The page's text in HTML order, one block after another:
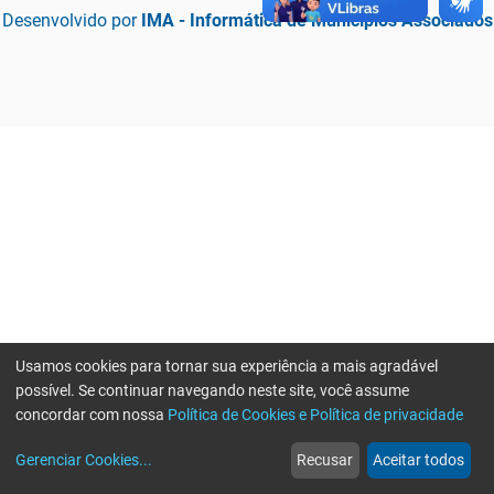
Desenvolvido por IMA - Informática de Municípios Associados
web
Notícias
more_horiz
Mais
Usamos cookies para tornar sua experiência a mais agradável
possível. Se continuar navegando neste site, você assume
concordar com nossa Política de Cookies e Política de privacidade
Gerenciar Cookies... Recusar Aceitar todos
Erro ao enviar informações, por favor tente novamente